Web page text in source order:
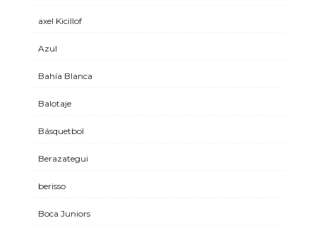
axel Kicillof
Azul
Bahía Blanca
Balotaje
Básquetbol
Berazategui
berisso
Boca Juniors